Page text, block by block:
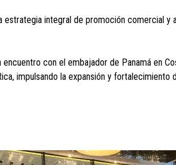
integral de promoción comercial y
con el embajador de Panamá en
impulsando la expansión y fortalecimiento